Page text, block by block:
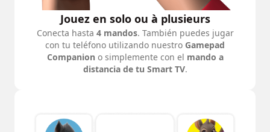
Jouez en solo ou à plusieurs
Conecta hasta 4 mandos. También puedes jugar
con tu teléfono utilizando nuestro Gamepad
Companion o simplemente con el mando a
distancia de tu Smart TV.